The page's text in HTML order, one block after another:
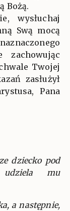
Bożą.
wysłuchaj
Swą mocą
zachowując
Twojej
zasłużył
Pana
dziecko pod
mu
a następnie,